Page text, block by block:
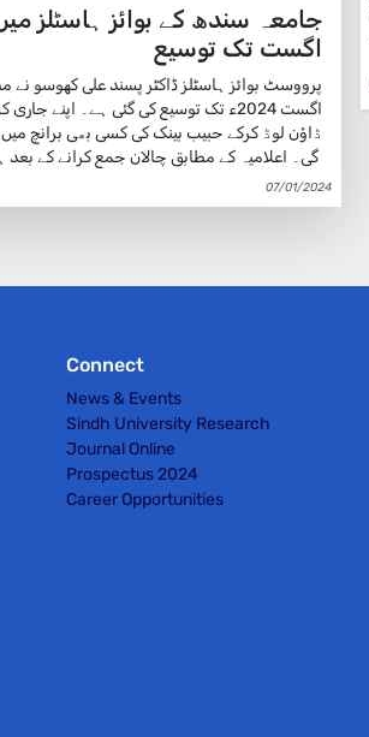
اگست تک توسیع
اگست 2024ء تک توسیع کی گئی ہے۔
ڈاؤن لوڈ کرکے حبیب بینک کی کسی بھی برانچ
07/01/2024
Connect
News & Events
Sindh University Research
Journal Online
Prospectus 2024
Career Opportunities